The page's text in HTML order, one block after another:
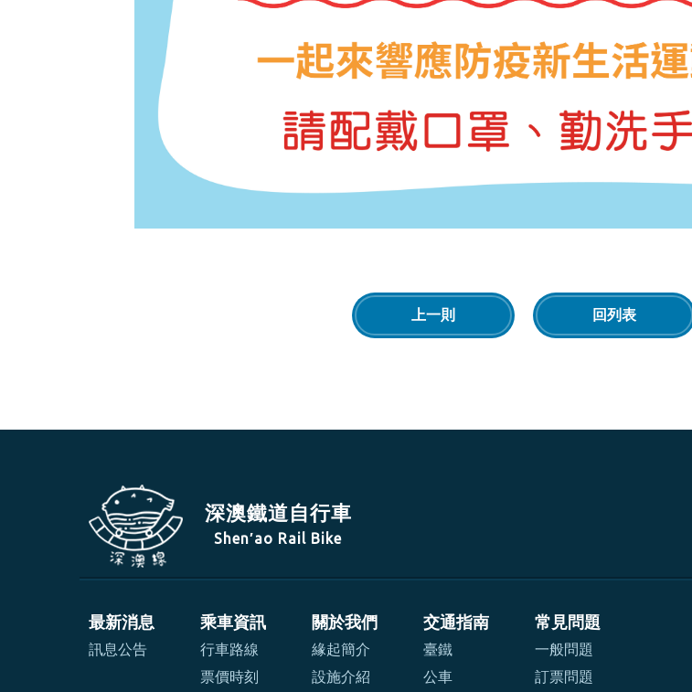
上一則 回列表
深澳鐵道自行車
Shen′ao Rail Bike
最新消息
訊息公告
乘車資訊
行車路線
票價時刻
關於我們
緣起簡介
設施介紹
交通指南
臺鐵
公車
常見問題
一般問題
訂票問題